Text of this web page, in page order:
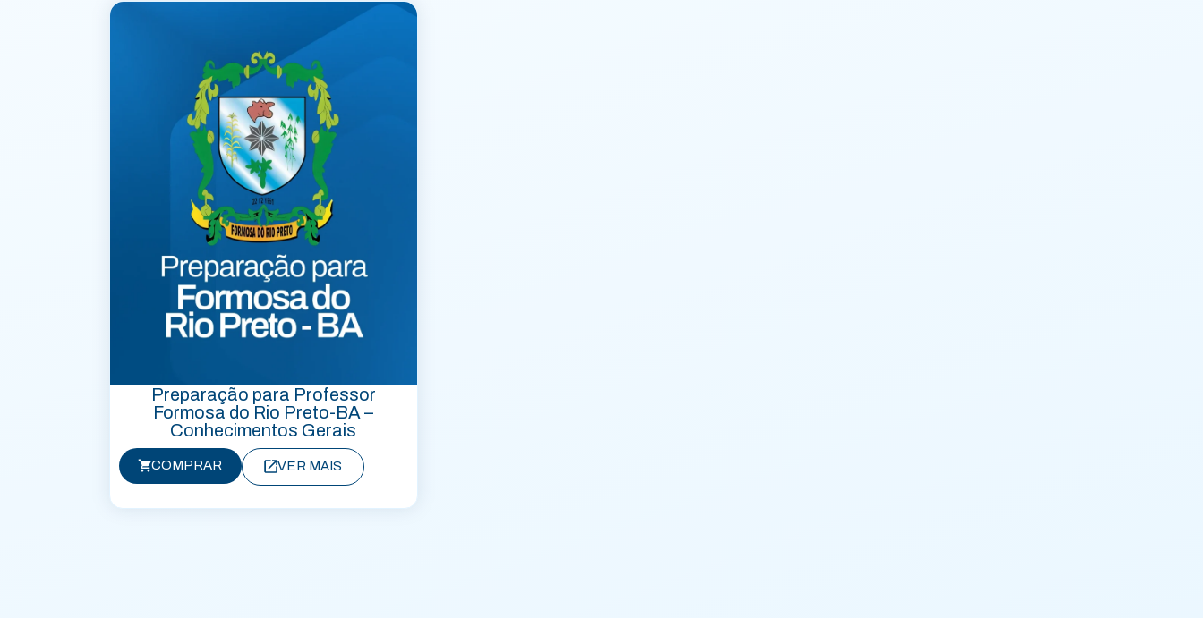
Preparação para Professor
Formosa do Rio Preto-BA –
Conhecimentos Gerais
COMPRAR VER MAIS